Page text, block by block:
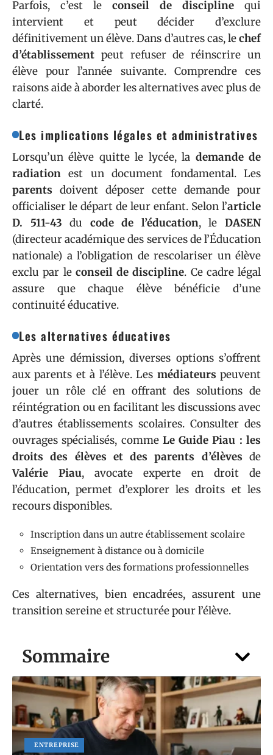
Sommaire
ENTREPRISE
Parfois, c’est le conseil de discipline qui
intervient et peut décider d’exclure
définitivement un élève. Dans d’autres cas, lechef
d’établissement peut refuser de réinscrire un
élève pour l’année suivante. Comprendre ces
raisons aide à aborder les alternatives avec plus de
clarté.
Les implications légales et administratives
Lorsqu’un élève quitte le lycée, la demande de
radiation est un document fondamental. Les
parents doivent déposer cette demande pour
officialiser le départ de leur enfant. Selon l’article
D. 511-43 du code de l’éducation, leDASEN
(directeur académique des services de l’Éducation
nationale) a l’obligation de rescolariser un élève
exclu par le conseil de discipline. Ce cadre légal
assure que chaque élève bénéficie d’une
continuité éducative.
Les alternatives éducatives
Après une démission, diverses options s’offrent
aux parents et à l’élève. Les médiateurs peuvent
jouer un rôle clé en offrant des solutions de
réintégration ou en facilitant les discussions avec
d’autres établissements scolaires. Consulter des
ouvrages spécialisés, comme Le Guide Piau : les
droits des élèves et des parents d’élèves de
Valérie Piau, avocate experte en droit de
l’éducation, permet d’explorer les droits et les
recours disponibles.
Inscription dans un autre établissement scolaire
Enseignement à distance ou à domicile
Orientation vers des formations professionnelles
Ces alternatives, bien encadrées, assurent une
transition sereine et structurée pour l’élève.